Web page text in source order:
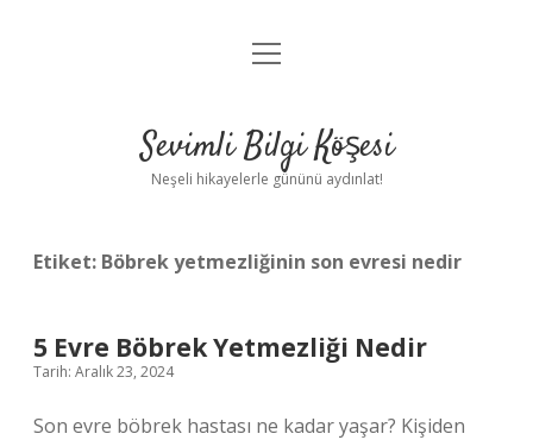
Anasayfa
Yasal Uyarı
menüyü
Sevimli Bilgi Köşesi
Neşeli hikayelerle gününü aydınlat!
Etiket: Böbrek yetmezliğinin son evresi nedir
5 Evre Böbrek Yetmezliği Nedir
Tarih: Aralık 23, 2024
Son evre böbrek hastası ne kadar yaşar? Kişiden